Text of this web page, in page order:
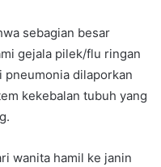
sebagian besar
gejala pilek/flu ringan
pneumonia dilaporkan
kekebalan tubuh yang
wanita hamil ke janin